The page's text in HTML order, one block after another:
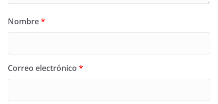
Nombre*
Correo electrónico *